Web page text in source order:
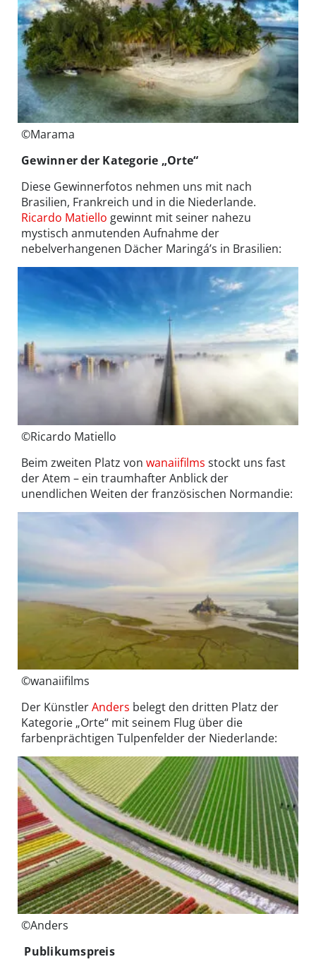
©Marama
Gewinner der Kategorie „Orte“
Diese Gewinnerfotos nehmen uns mit nach
Brasilien, Frankreich und in die Niederlande.
Ricardo Matiello gewinnt mit seiner nahezu
mystisch anmutenden Aufnahme der
nebelverhangenen Dächer Maringá’s in Brasilien:
©Ricardo Matiello
Beim zweiten Platz von wanaiifilms stockt uns fast
der Atem – ein traumhafter Anblick der
unendlichen Weiten der französischen Normandie:
©wanaiifilms
Der KünstlerAnders belegt den dritten Platz der
Kategorie „Orte“ mit seinem Flug über die
farbenprächtigen Tulpenfelder der Niederlande:
©Anders
Publikumspreis